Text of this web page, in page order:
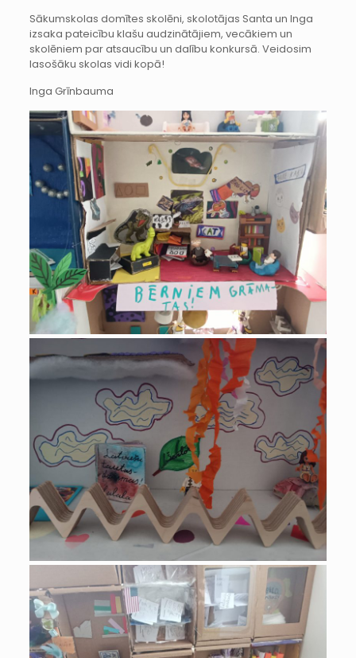
Sākumskolas domītes skolēni, skolotājas Santa un Inga
izsaka pateicību klašu audzinātājiem, vecākiem un
skolēniem par atsaucību un dalību konkursā. Veidosim
lasošāku skolas vidi kopā!
Inga Grīnbauma